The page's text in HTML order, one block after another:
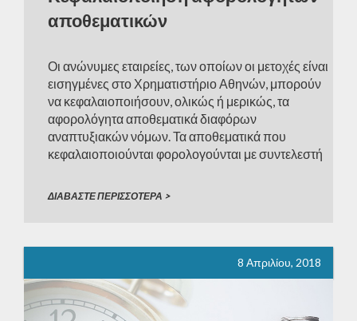
αποθεματικών
Οι ανώνυμες εταιρείες, των οποίων οι μετοχές είναι
εισηγμένες στο Χρηματιστήριο Αθηνών, μπορούν
να κεφαλαιοποιήσουν, ολικώς ή μερικώς, τα
αφορολόγητα αποθεματικά διαφόρων
αναπτυξιακών νόμων. Τα αποθεματικά που
κεφαλαιοποιούνται φορολογούνται με συντελεστή
επιβάρυνση. Θα πρέπει επίσης να αναφερθεί ότι
ΔΙΑΒΑΣΤΕ ΠΕΡΙΣΣΟΤΕΡΑ >
8 Απριλίου, 2018